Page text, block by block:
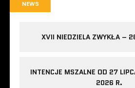
NEWS
XVII NIEDZIELA ZWYKŁA –
INTENCJE MSZALNE OD 27
2026 R.